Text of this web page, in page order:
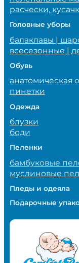
расчески,
Головные уборы
балаклавы |
всесезонные |
Обувь
анатомическая
пинетки
Одежда
блузки
боди
Пеленки
бамбуковые
муслиновые
Пледы и одеяла
Подарочные